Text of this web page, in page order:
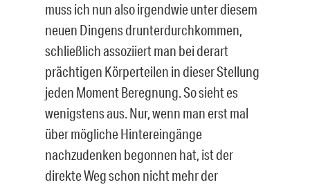
muss ich nun also irgendwie unter diesem
neuen Dingens drunterdurchkommen,
schließlich assoziiert man bei derart
prächtigen Körperteilen in dieser Stellung
jeden Moment Beregnung. So sieht es
wenigstens aus. Nur, wenn man erst mal
über mögliche Hintereingänge
nachzudenken begonnen hat, ist der
direkte Weg schon nicht mehr der